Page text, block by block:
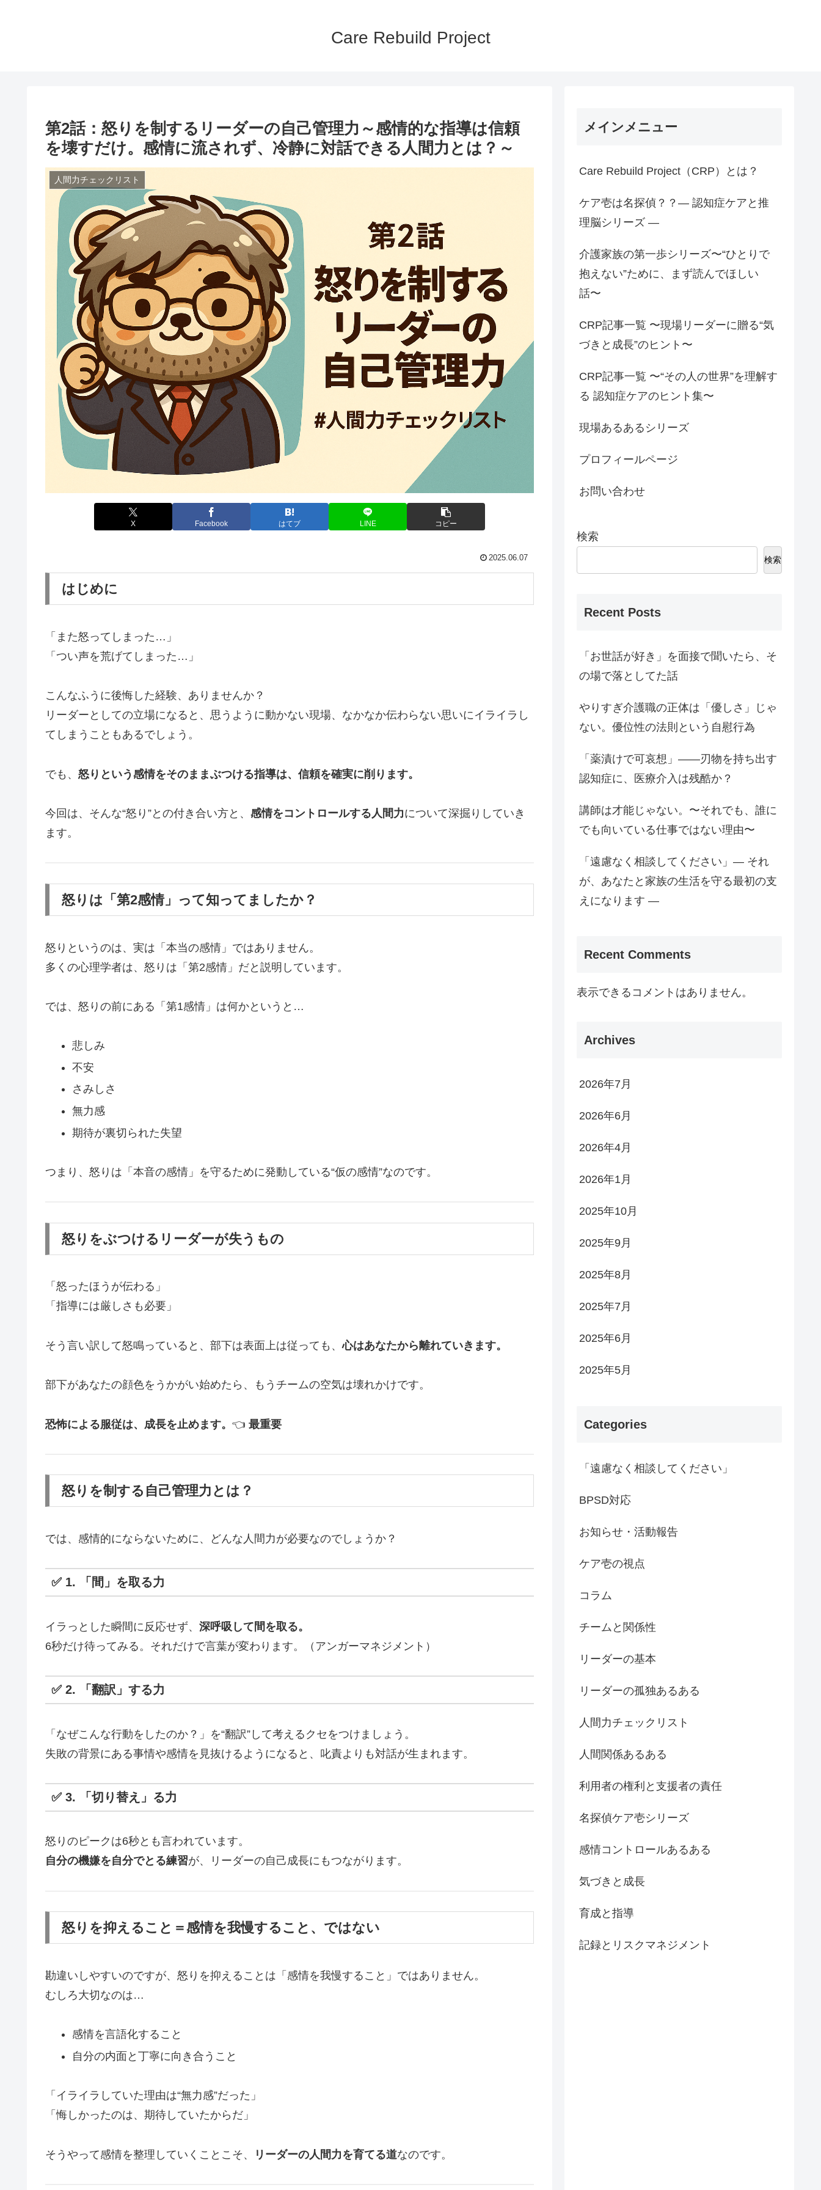
Care Rebuild Project
第2話：怒りを制するリーダーの自己管理力～感情的な指導は信頼
を壊すだけ。感情に流されず、冷静に対話できる人間力とは？～
人間力チェックリスト
X Facebook はてブ LINE コピー
2025.06.07
はじめに
「また怒ってしまった…」
「つい声を荒げてしまった…」
こんなふうに後悔した経験、ありませんか？
リーダーとしての立場になると、思うように動かない現場、なかなか伝わらない思いにイライラし
てしまうこともあるでしょう。
でも、 怒りという感情をそのままぶつける指導は、信頼を確実に削ります。
今回は、そんな“怒り”との付き合い方と、 感情をコントロールする人間力について深掘りしていき
ます。
怒りは「第2感情」って知ってましたか？
怒りというのは、実は「本当の感情」ではありません。
多くの心理学者は、怒りは「第2感情」だと説明しています。
では、怒りの前にある「第1感情」は何かというと…
悲しみ
不安
さみしさ
無力感
期待が裏切られた失望
つまり、怒りは「本音の感情」を守るために発動している“仮の感情”なのです。
怒りをぶつけるリーダーが失うもの
「怒ったほうが伝わる」
「指導には厳しさも必要」
そう言い訳して怒鳴っていると、部下は表面上は従っても、心はあなたから離れていきます。
部下があなたの顔色をうかがい始めたら、もうチームの空気は壊れかけです。
恐怖による服従は、成長を止めます。 👈️ 最重要
怒りを制する自己管理力とは？
では、感情的にならないために、どんな人間力が必要なのでしょうか？
✅ 1. 「間」を取る力
イラっとした瞬間に反応せず、 深呼吸して間を取る。
6秒だけ待ってみる。それだけで言葉が変わります。（アンガーマネジメント）
✅ 2. 「翻訳」する力
「なぜこんな行動をしたのか？」を“翻訳”して考えるクセをつけましょう。
失敗の背景にある事情や感情を見抜けるようになると、叱責よりも対話が生まれます。
✅ 3. 「切り替え」る力
怒りのピークは6秒とも言われています。
自分の機嫌を自分でとる練習が、リーダーの自己成長にもつながります。
怒りを抑えること＝感情を我慢すること、ではない
勘違いしやすいのですが、怒りを抑えることは「感情を我慢すること」ではありません。
むしろ大切なのは…
感情を言語化すること
自分の内面と丁寧に向き合うこと
「イライラしていた理由は“無力感”だった」
「悔しかったのは、期待していたからだ」
そうやって感情を整理していくことこそ、 リーダーの人間力を育てる道なのです。
メインメニュー
Care Rebuild Project（CRP）とは？
ケア壱は名探偵？？― 認知症ケアと推
理脳シリーズ ―
介護家族の第一歩シリーズ〜“ひとりで
抱えない”ために、まず読んでほしい
話〜
CRP記事一覧 〜現場リーダーに贈る“気
づきと成長”のヒント〜
CRP記事一覧 〜“その人の世界”を理解す
る 認知症ケアのヒント集〜
現場あるあるシリーズ
プロフィールページ
お問い合わせ
検索
検索
Recent Posts
「お世話が好き」を面接で聞いたら、そ
の場で落としてた話
やりすぎ介護職の正体は「優しさ」じゃ
ない。優位性の法則という自慰行為
「薬漬けで可哀想」——刃物を持ち出す
認知症に、医療介入は残酷か？
講師は才能じゃない。〜それでも、誰に
でも向いている仕事ではない理由〜
「遠慮なく相談してください」— それ
が、あなたと家族の生活を守る最初の支
えになります —
Recent Comments
表示できるコメントはありません。
Archives
2026年7月
2026年6月
2026年4月
2026年1月
2025年10月
2025年9月
2025年8月
2025年7月
2025年6月
2025年5月
Categories
「遠慮なく相談してください」
BPSD対応
お知らせ・活動報告
ケア壱の視点
コラム
チームと関係性
リーダーの基本
リーダーの孤独あるある
人間力チェックリスト
人間関係あるある
利用者の権利と支援者の責任
名探偵ケア壱シリーズ
感情コントロールあるある
気づきと成長
育成と指導
記録とリスクマネジメント